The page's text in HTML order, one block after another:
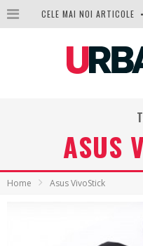
CELE MAI NOI ARTICOLE
ASUS
Home Asus VivoStick